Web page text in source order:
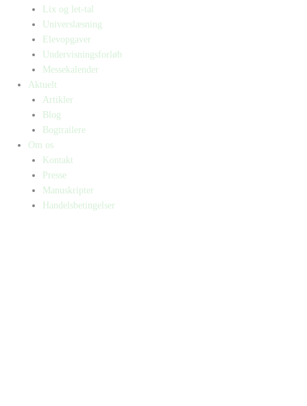
Lix og let-tal
Universlæsning
Elevopgaver
Undervisningsforløb
Messekalender
Aktuelt
Artikler
Blog
Bogtrailere
Om os
Kontakt
Presse
Manuskripter
Handelsbetingelser